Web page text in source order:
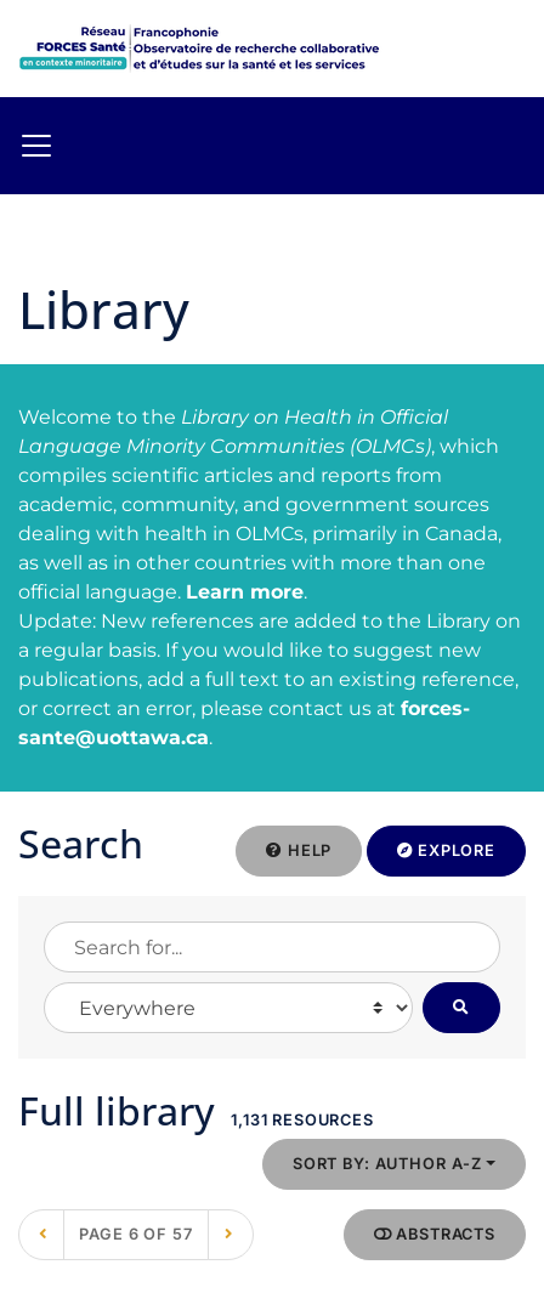
Library
Welcome to the Library on Health in Official
Language Minority Communities (OLMCs), which
compiles scientific articles and reports from
academic, community, and government sources
dealing with health in OLMCs, primarily in Canada,
as well as in other countries with more than one
official language. Learn more.
Update: New references are added to the Library on
a regular basis. If you would like to suggest new
publications, add a full text to an existing reference,
or correct an error, please contact us at forces-
sante@uottawa.ca.
Search HELP EXPLORE
Search for...
Search in...
Full library 1,131 RESOURCES
SORT BY: AUTHOR A-Z
PAGE 6 OF 57 ABSTRACTS